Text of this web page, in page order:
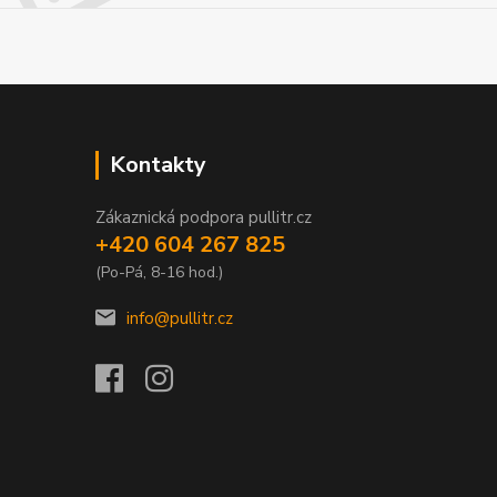
Kontakty
Zákaznická podpora pullitr.cz
+420 604 267 825
(Po-Pá, 8-16 hod.)
info@pullitr.cz